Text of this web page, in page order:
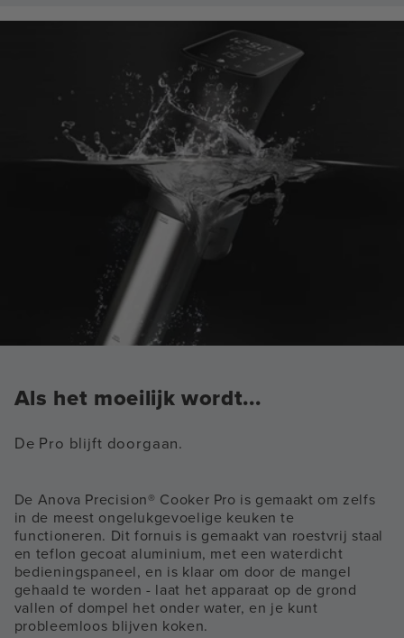
Als het moeilijk wordt...
De Pro blijft doorgaan.
De Anova Precision® Cooker Pro is gemaakt om zelfs
in de meest ongelukgevoelige keuken te
functioneren. Dit fornuis is gemaakt van roestvrij staal
en teflon gecoat aluminium, met een waterdicht
bedieningspaneel, en is klaar om door de mangel
gehaald te worden - laat het apparaat op de grond
vallen of dompel het onder water, en je kunt
probleemloos blijven koken.